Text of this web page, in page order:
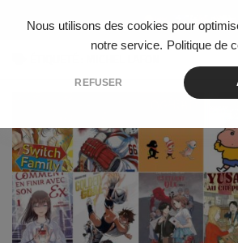
Nous utilisons des cookies pour
notre service. Politique de
REFUSER
Skip to content